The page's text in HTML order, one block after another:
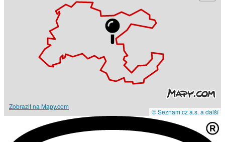
Zobrazit na Mapy.com
© Seznam.cz a.s. a další